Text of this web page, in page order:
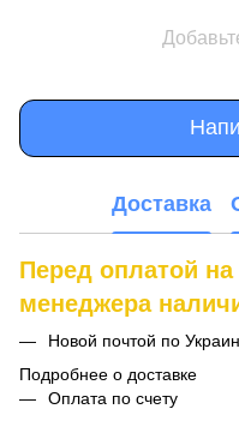
Доставка
Перед оплатой на
менеджера
Новой почтой по
Подробнее о доставке
Оплата по счету